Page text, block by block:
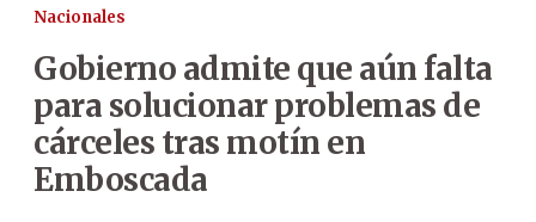
Nacionales
Gobierno admite que aún falta
para solucionar problemas de
cárceles tras motín en
Emboscada